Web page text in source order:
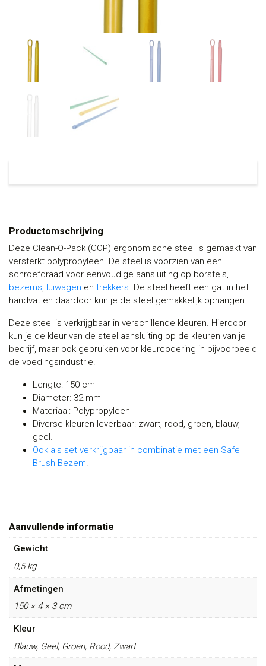
Productomschrijving
Deze Clean-O-Pack (COP) ergonomische steel is gemaakt van
versterkt polypropyleen. De steel is voorzien van een
schroefdraad voor eenvoudige aansluiting op borstels,
bezems, luiwagen en trekkers. De steel heeft een gat in het
handvat en daardoor kun je de steel gemakkelijk ophangen.
Deze steel is verkrijgbaar in verschillende kleuren. Hierdoor
kun je de kleur van de steel aansluiting op de kleuren van je
bedrijf, maar ook gebruiken voor kleurcodering in bijvoorbeeld
de voedingsindustrie.
Lengte: 150 cm
Diameter: 32 mm
Materiaal: Polypropyleen
Diverse kleuren leverbaar: zwart, rood, groen, blauw,
geel.
Ook als set verkrijgbaar in combinatie met een Safe
Brush Bezem.
Aanvullende informatie
Gewicht
0,5 kg
Afmetingen
150 × 4 × 3 cm
Kleur
Blauw, Geel, Groen, Rood, Zwart